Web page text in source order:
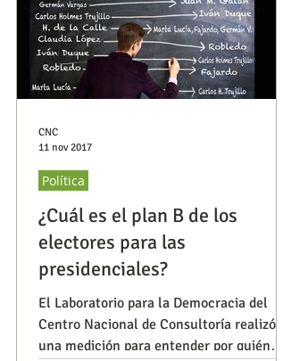
¿Cuál es el plan B de los
electores para las
presidenciales?
El Laboratorio para la Democracia del
Centro Nacional de Consultoría realizó
una medición para entender por quién
Política
CNC
11 nov 2017